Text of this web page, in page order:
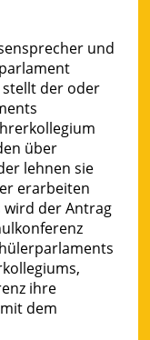
und
stellt der oder
über
lehnen sie
erarbeiten
wird der Antrag
ihre
dem